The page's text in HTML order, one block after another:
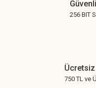
256 BIT
750 TL ve